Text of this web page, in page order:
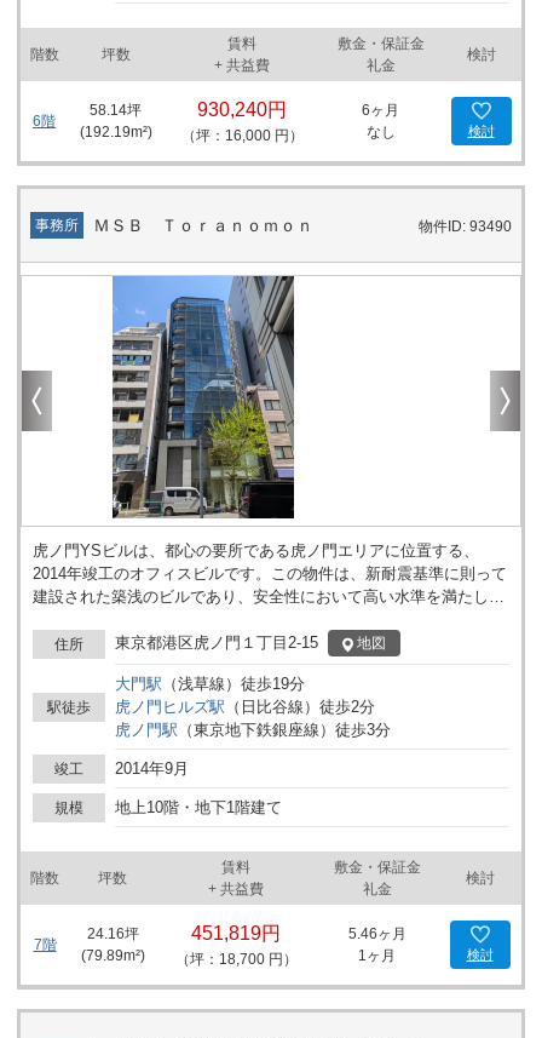
五郵便局などが徒歩圏内にあり、日々の業務に必要なさまざまなサ
ービスを手軽に利用できる点も魅力の一つと言えるでしょう。 この
ビルが立地する港区芝は、ビジネスと文化が融合する地域であり、
サンシャインビルはその中心に位置しています。複数の駅と路線が
利用可能なため、都内外からのアクセスの良さはテナント企業にと
って大きな利点となります。さらに、1階にTSUTAYAが営業してい
ることも、ビルの賑わいを支える要素の一つです。 これらの特徴を
通じて、サンシャインビルは多様なビジネスニーズに応える、立
地・設備・環境の三拍子が揃ったオフィスビルと言えます。テナン
トを求める企業にとって、こうした条件は事業の発展に不可欠な要
え、ビジネスの成功を支える賃貸オフィスとして最適な選択となる
階数 坪数
賃料
+ 共益費
敷金・保証金
礼金
検討
6階
58.14坪
(192.19m²)
930,240円
（坪：16,000 円）
6ヶ月
なし
検討
事務所 ＭＳＢ Ｔｏｒａｎｏｍｏｎ 物件ID: 93490
虎ノ門YSビルは、都心の要所である虎ノ門エリアに位置する、
2014年竣工のオフィスビルです。この物件は、新耐震基準に則って
建設された築浅のビルであり、安全性において高い水準を満たして
ら、3駅以上を利用可能な交通網の利便性を誇ります。このことか
ら、従業員や来訪者のアクセスのしやすさが大きな利点となってい
ます。 虎ノ門YSビルは、港区虎ノ門1丁目に所在し、ビジネスの中
心地であることから、企業のブランドイメージ向上に寄与します。
また、オフィス賃貸物件としては非常に珍しい、ビル内に駐車場を
備えている点も特筆すべき特徴です。これにより、車を利用する従
業員や来訪者にとっても利便性が高まります。 ビルのセキュリティ
面では、機械警備が完備されており、入居企業とその従業員に安心
感を提供します。さらに、エレベーターは1機ですが、ビルの規模
に見合った運用がされており、スムーズな移動を支援しています。
このビルの独自の魅力としては、まず立地の良さが挙げられます。
複数の駅や路線を利用できることで、ビジネスの機会を広げること
ができるでしょう。また、築浅でありながら新耐震基準に対応して
いることは、安全面において非常に重要な要素です。ビル内に駐車
場を有することも、車を利用するビジネスパーソンにとっては大き
なメリットです。 総じて、虎ノ門YSビルは、立地、安全性、利便
性を兼ね備えたオフィスビルであり、様々な業種の企業にとって魅
住所 東京都港区虎ノ門１丁目2-15 地図
駅徒歩
大門駅 （浅草線 ） 徒歩19分
虎ノ門ヒルズ駅 （ 日比谷線 ） 徒歩2分
虎ノ門駅 （東京地下鉄銀座線 ） 徒歩3分
竣工 2014年9月
規模 地上10階・地下1階建て
階数 坪数
賃料
+ 共益費
敷金・保証金
礼金
検討
7階
24.16坪
(79.89m²)
451,819円
（坪：18,700 円）
5.46ヶ月
1ヶ月
検討